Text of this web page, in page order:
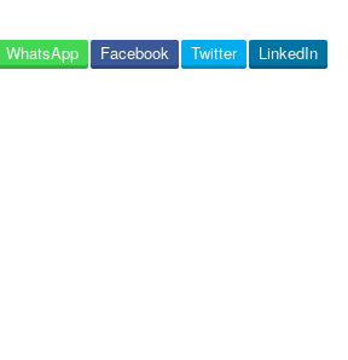
LinkedIn
Twitter
Facebook
WhatsApp